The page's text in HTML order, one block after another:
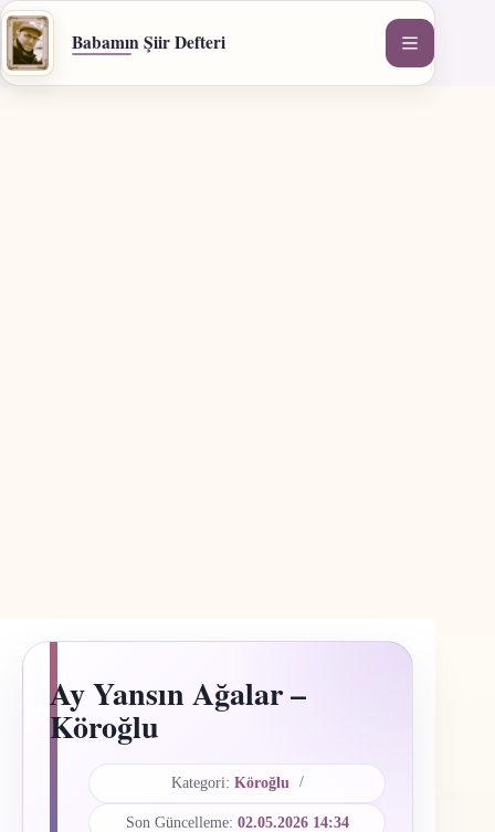
İçeriğe
geç
Babamın Şiir Defteri
Ay Yansın Ağalar –
Köroğlu
Kategori: Köroğlu
Son Güncelleme: 02.05.2026 14:34